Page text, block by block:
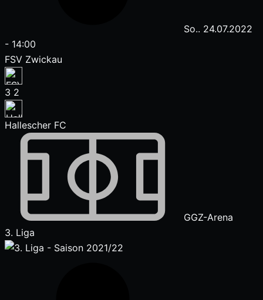
So.. 24.07.2022
- 14:00
FSV Zwickau
3 2
Hallescher FC
GGZ-Arena
3. Liga